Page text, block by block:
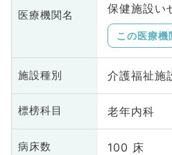
医療機関名
保健施設い
この医療機
施設種別 介護福祉施
標榜科目 老年内科
病床数 100 床